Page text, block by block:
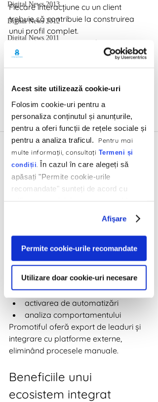
Acest site utilizează cookie-uri
Folosim cookie-uri pentru a
personaliza conținutul și anunțurile,
pentru a oferi funcții de rețele sociale și
pentru a analiza traficul.
Pentru mai
multe informaţii, consultaţi Termeni și
condiții În cazul în care alegeți să
apăsați "Permite cookie-urile
recomandate" sunteți de acord cu
Afişare
Permite cookie-urile recomandate
Utilizare doar cookie-uri necesare
Digital News 2013
Digital News 2012
Digital News 2011
Digital News 2010
Digital News 2024
Marketing Trends
Fiecare interacțiune cu un client
trebuie să contribuie la construirea
unui profil complet.
Campaniile promoționale sunt o
sursă valoroasă de first-party data,
Ce înseamnă un istoric
real de client
Un istoric complet include achiziții,
participare la promoții, interacțiuni cu
brandul, preferințe. Acest profil
permite personalizare reală și retenție
eficientă.
integrarea în practică
datele colectate în campanii
CRM.
Acest lucru permite:
crearea de segmente noi
activarea de automatizări
analiza comportamentului
Promotiful oferă export de leaduri și
integrare cu platforme externe,
eliminând procesele manuale.
Beneficiile unui
ecosistem integrat